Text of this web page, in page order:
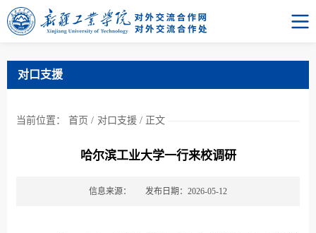
对口支援
当前位置： 首页 / 对口支援 / 正文
哈尔滨工业大学一行来校调研
信息来源： 发布日期：2026-05-12